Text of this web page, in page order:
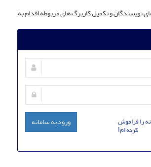
نویسندگان و تکمیل کاربرگ های مربوطه اقدام به
را فراموش
کرده ام!
ورود به سامانه